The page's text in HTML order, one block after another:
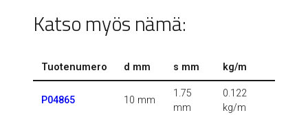
Katso myös nämä:
Tuotenumero d mm s mm kg/m
P04865 10 mm
1.75
mm
0.122
kg/m